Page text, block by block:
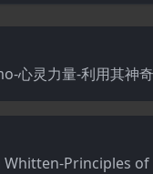
心灵力量-利用其神
Whitten-Principles of